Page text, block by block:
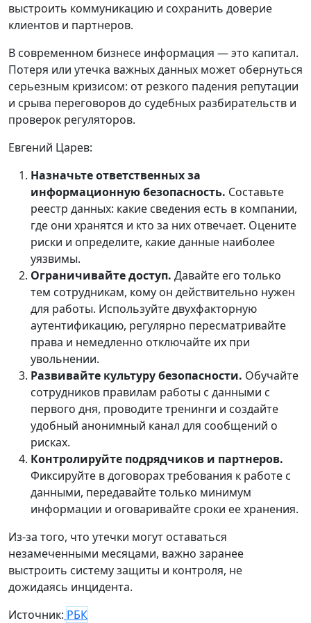
выстроить коммуникацию и сохранить доверие
клиентов и партнеров.
В современном бизнесе информация — это капитал.
Потеря или утечка важных данных может обернуться
серьезным кризисом: от резкого падения репутации
и срыва переговоров до судебных разбирательств и
проверок регуляторов.
Евгений Царев:
Назначьте ответственных за
информационную безопасность. Составьте
реестр данных: какие сведения есть в компании,
где они хранятся и кто за них отвечает. Оцените
риски и определите, какие данные наиболее
уязвимы.
Ограничивайте доступ. Давайте его только
тем сотрудникам, кому он действительно нужен
для работы. Используйте двухфакторную
аутентификацию, регулярно пересматривайте
права и немедленно отключайте их при
увольнении.
Развивайте культуру безопасности. Обучайте
сотрудников правилам работы с данными с
первого дня, проводите тренинги и создайте
удобный анонимный канал для сообщений о
рисках.
Контролируйте подрядчиков и партнеров.
Фиксируйте в договорах требования к работе с
данными, передавайте только минимум
информации и оговаривайте сроки ее хранения.
Из-за того, что утечки могут оставаться
незамеченными месяцами, важно заранее
выстроить систему защиты и контроля, не
дожидаясь инцидента.
Источник: РБК